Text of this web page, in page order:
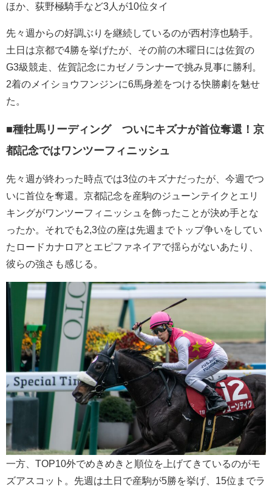
ほか、荻野極騎手など3人が10位タイ
先々週からの好調ぶりを継続しているのが西村淳也騎手。
土日は京都で4勝を挙げたが、その前の木曜日には佐賀の
G3級競走、佐賀記念にカゼノランナーで挑み見事に勝利。
2着のメイショウフンジンに6馬身差をつける快勝劇を魅せ
た。
■種牡馬リーディング ついにキズナが首位奪還！京
都記念ではワンツーフィニッシュ
先々週が終わった時点では3位のキズナだったが、今週でつ
いに首位を奪還。京都記念を産駒のジューンテイクとエリ
キングがワンツーフィニッシュを飾ったことが決め手とな
ったか。それでも2,3位の座は先週までトップ争いをしてい
たロードカナロアとエピファネイアで揺らがないあたり、
彼らの強さも感じる。
一方、TOP10外でめきめきと順位を上げてきているのがモ
ズアスコット。先週は土日で産駒が5勝を挙げ、15位までラ